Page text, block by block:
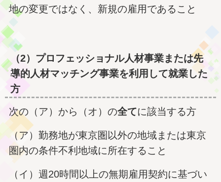
地の変更ではなく、新規の雇用であること
（2）プロフェッショナル人材事業または先
導的人材マッチング事業を利用して就業した
方
次の（ア）から（オ）の全てに該当する方
（ア）勤務地が東京圏以外の地域または東京
圏内の条件不利地域に所在すること
（イ）週20時間以上の無期雇用契約に基づい